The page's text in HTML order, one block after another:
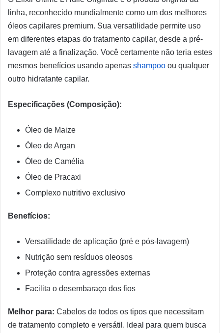
linha, reconhecido mundialmente como um dos melhores
óleos capilares premium. Sua versatilidade permite uso
em diferentes etapas do tratamento capilar, desde a pré-
lavagem até a finalização. Você certamente não teria estes
mesmos benefícios usando apenas shampoo ou qualquer
outro hidratante capilar.
Especificações (Composição):
Óleo de Maize
Óleo de Argan
Óleo de Camélia
Óleo de Pracaxi
Complexo nutritivo exclusivo
Benefícios:
Versatilidade de aplicação (pré e pós-lavagem)
Nutrição sem resíduos oleosos
Proteção contra agressões externas
Facilita o desembaraço dos fios
Melhor para: Cabelos de todos os tipos que necessitam
de tratamento completo e versátil. Ideal para quem busca